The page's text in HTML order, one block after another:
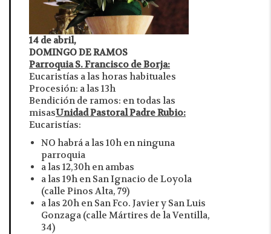
14 de abril,
DOMINGO DE RAMOS
Parroquia S. Francisco de Borja:
Eucaristías a las horas habituales
Procesión: a las 13h
Bendición de ramos: en todas las
misasUnidad Pastoral Padre Rubio:
Eucaristías:
NO habrá a las 10h en ninguna
parroquia
a las 12,30h en ambas
a las 19h en San Ignacio de Loyola
(calle Pinos Alta, 79)
a las 20h en San Fco. Javier y San Luis
Gonzaga (calle Mártires de la Ventilla,
34)